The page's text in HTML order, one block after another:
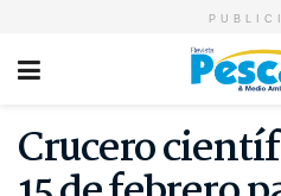
Crucero